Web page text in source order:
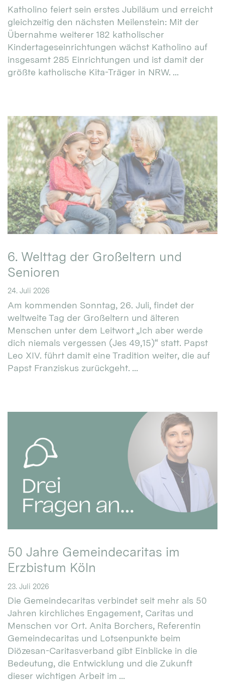
Katholino feiert sein erstes Jubiläum und erreicht
gleichzeitig den nächsten Meilenstein: Mit der
Übernahme weiterer 182 katholischer
Kindertageseinrichtungen wächst Katholino auf
insgesamt 285 Einrichtungen und ist damit der
größte katholische Kita-Träger in NRW. ...
6. Welttag der Großeltern und
Senioren
24. Juli 2026
Am kommenden Sonntag, 26. Juli, findet der
weltweite Tag der Großeltern und älteren
Menschen unter dem Leitwort „Ich aber werde
dich niemals vergessen (Jes 49,15)“ statt. Papst
Leo XIV. führt damit eine Tradition weiter, die auf
Papst Franziskus zurückgeht. ...
50 Jahre Gemeindecaritas im
Erzbistum Köln
23. Juli 2026
Die Gemeindecaritas verbindet seit mehr als 50
Jahren kirchliches Engagement, Caritas und
Menschen vor Ort. Anita Borchers, Referentin
Gemeindecaritas und Lotsenpunkte beim
Diözesan-Caritasverband gibt Einblicke in die
Bedeutung, die Entwicklung und die Zukunft
dieser wichtigen Arbeit im ...